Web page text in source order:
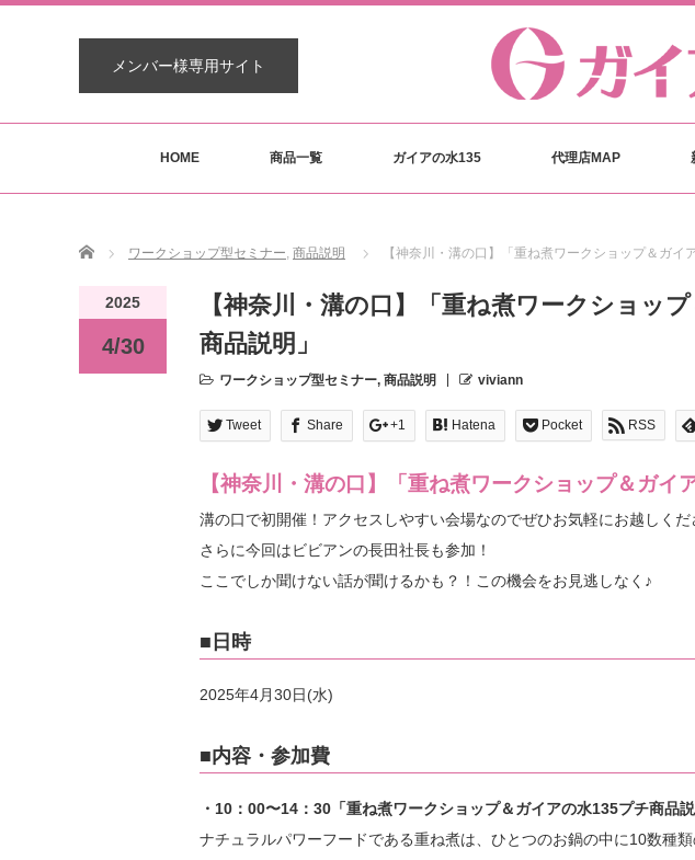
メンバー様専用サイト
HOME 商品一覧 ガイアの水135 代理店MAP
Home ワークショップ型セミナー, 商品説明 【神奈川・溝の口】「重ね煮ワークショップ＆ガイ
2025
4/30
【神奈川・溝の口】「重ね煮ワークショッ
商品説明」
ワークショップ型セミナー, 商品説明 viviann
Tweet Share +1 Hatena Pocket RSS
【神奈川・溝の口】「重ね煮ワークショップ＆ガイ
溝の口で初開催！アクセスしやすい会場なのでぜひお気軽にお越しくだ
さらに今回はビビアンの長田社長も参加！
ここでしか聞けない話が聞けるかも？！この機会をお見逃しなく♪
■日時
2025年4月30日(水)
■内容・参加費
・10：00〜14：30「重ね煮ワークショップ＆ガイアの水135プチ商品説
ナチュラルパワーフードである重ね煮は、ひとつのお鍋の中に10数種